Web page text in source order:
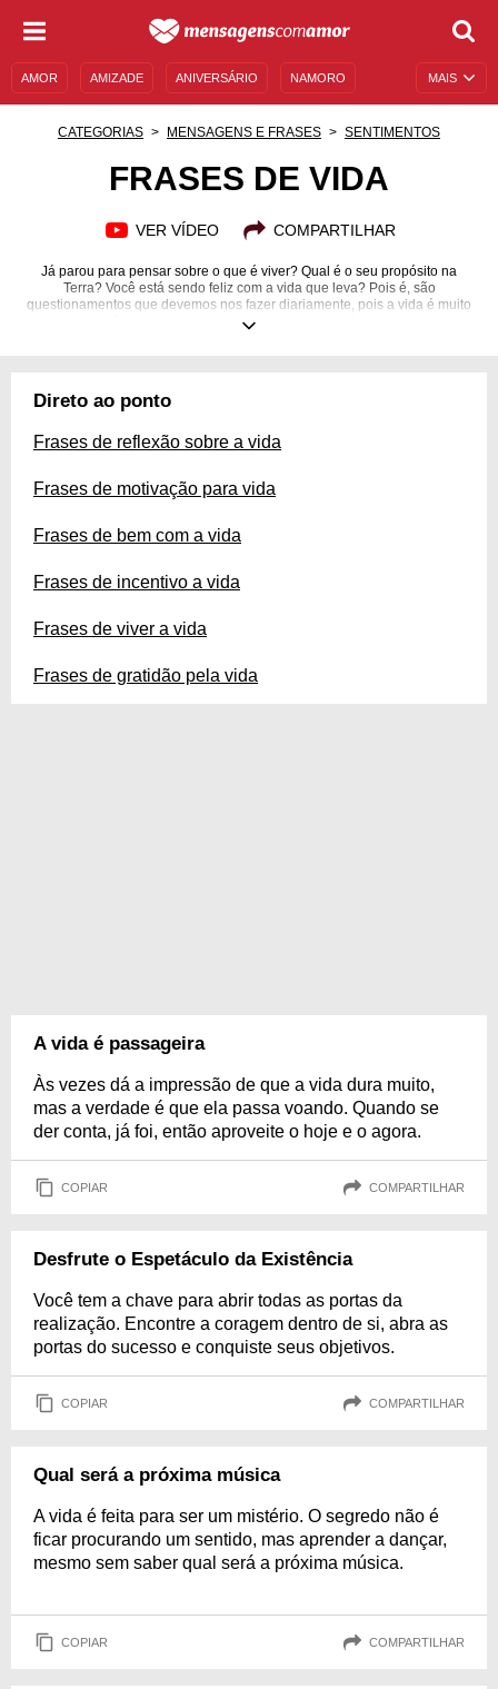
MAIS
AMOR AMIZADE ANIVERSÁRIO NAMORO
CATEGORIAS MENSAGENS E FRASES SENTIMENTOS
FRASES DE VIDA
VER VÍDEO COMPARTILHAR
Já parou para pensar sobre o que é viver? Qual é o seu propósito na
Terra? Você está sendo feliz com a vida que leva? Pois é, são
questionamentos que devemos nos fazer diariamente, pois a vida é muito
curta para não a aproveitarmos plenamente. Haverá fases em que as
aventura em que estamos, mas que, no final, traz a nós muito êxito. Inspire-
Direto ao ponto
Frases de reflexão sobre a vida
Frases de motivação para vida
Frases de bem com a vida
Frases de incentivo a vida
Frases de viver a vida
Frases de gratidão pela vida
A vida é passageira
Às vezes dá a impressão de que a vida dura muito,
mas a verdade é que ela passa voando. Quando se
der conta, já foi, então aproveite o hoje e o agora.
COPIAR COMPARTILHAR
Desfrute o Espetáculo da Existência
Você tem a chave para abrir todas as portas da
realização. Encontre a coragem dentro de si, abra as
portas do sucesso e conquiste seus objetivos.
COPIAR COMPARTILHAR
Qual será a próxima música
A vida é feita para ser um mistério. O segredo não é
ficar procurando um sentido, mas aprender a dançar,
mesmo sem saber qual será a próxima música.
COPIAR COMPARTILHAR